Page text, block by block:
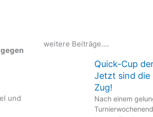
und
weitere Beiträge....
Quick-Cup
Jetzt sind die
Zug!
Nach einem